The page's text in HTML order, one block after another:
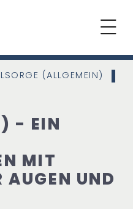
(ALLGEMEIN)
- EIN
MIT
AUGEN UND